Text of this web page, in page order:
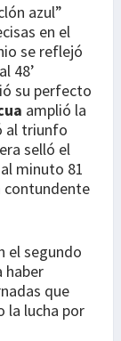
azul”
en el
se reflejó
48’
su perfecto
amplió la
al triunfo
selló el
minuto 81
contundente
el segundo
haber
que
la lucha por